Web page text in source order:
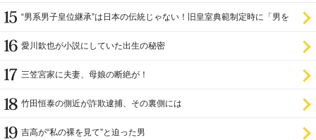
“男系男子皇位継承”は日本の伝統じゃない！旧皇室典範制定時に「男を
愛川欽也が小説にしていた出生の秘密
三笠宮家に夫妻、母娘の断絶が！
竹田恒泰の側近が詐欺逮捕、その裏側には
吉高が“私の裸を見て”と迫った男